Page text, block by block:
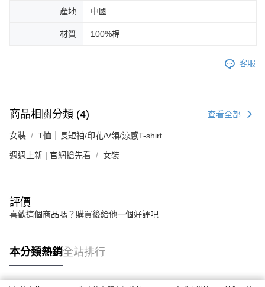
產地 中國
材質 100%棉
客服
商品相關分類 (4) 查看全部
女裝 T恤｜長短袖/印花/V領/涼感T-shirt
週週上新 | 官網搶先看 女裝
評價
喜歡這個商品嗎？購買後給他一個好評吧
本分類熱銷全站排行